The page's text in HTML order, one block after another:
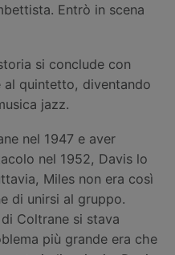
Entrò in scena
si conclude con
al quintetto, diventando
jazz.
nel 1947 e aver
nel 1952, Davis lo
Miles non era così
di unirsi al gruppo.
Coltrane si stava
più grande era che